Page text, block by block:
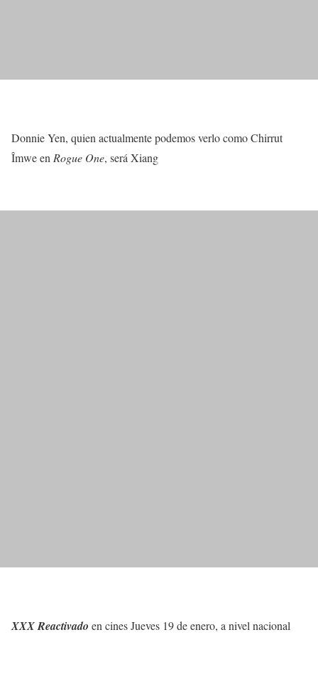
Donnie Yen, quien actualmente podemos verlo como Chirrut
Îmwe en Rogue One, será Xiang
XXX Reactivado en cines Jueves 19 de enero, a nivel nacional